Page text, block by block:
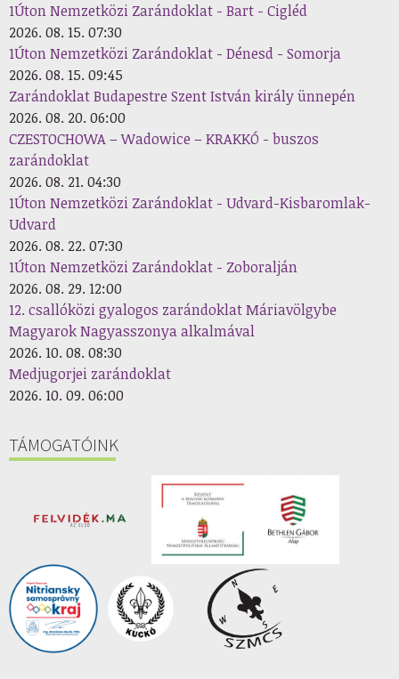
1Úton Nemzetközi Zarándoklat - Bart - Cigléd
2026. 08. 15. 07:30
1Úton Nemzetközi Zarándoklat - Dénesd - Somorja
2026. 08. 15. 09:45
Zarándoklat Budapestre Szent István király ünnepén
2026. 08. 20. 06:00
CZESTOCHOWA – Wadowice – KRAKKÓ - buszos
zarándoklat
2026. 08. 21. 04:30
1Úton Nemzetközi Zarándoklat - Udvard-Kisbaromlak-
Udvard
2026. 08. 22. 07:30
1Úton Nemzetközi Zarándoklat - Zoboralján
2026. 08. 29. 12:00
12. csallóközi gyalogos zarándoklat Máriavölgybe
Magyarok Nagyasszonya alkalmával
2026. 10. 08. 08:30
Medjugorjei zarándoklat
2026. 10. 09. 06:00
TÁMOGATÓINK